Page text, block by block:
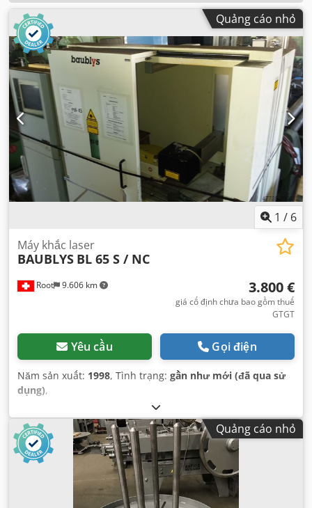
Quảng cáo nhỏ
1 / 6
Root 9.606 km
Máy khắc laser
BAUBLYS BL 65 S / NC
3.800 €
giá cố định chưa bao gồm thuế
GTGT
Yêu cầu Gọi điện
Năm sản xuất: 1998, Tình trạng: gần như mới (đã qua sử
dụng),
Quảng cáo nhỏ